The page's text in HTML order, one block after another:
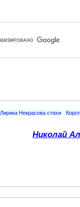
Лирика Некрасова стихи
Николай